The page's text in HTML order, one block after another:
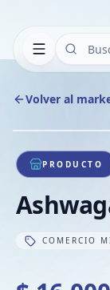
Volver al
1/1
PRODUCTO
COMERCIO